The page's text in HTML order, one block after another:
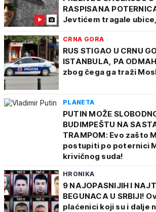
RASPISANA
Jevtićem tragale
CRNA GORA
RUS STIGAO U CRNU
ISTANBULA, PA
zbog čega ga traži
PLANETA
PUTIN MOŽE
BUDIMPEŠTU NA
TRAMPOM: Evo zašto
postupiti po poternici
krivičnog suda!
HRONIKA
9 NAJOPASNIJIH I
BEGUNACA U SRBIJI!
plaćenici koji su i dalje